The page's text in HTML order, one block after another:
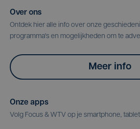
Over ons
Ontdek hier alle info over onze
programma's en mogelijkheden om te
Meer info
Onze apps
Volg Focus & WTV op je smartphone,